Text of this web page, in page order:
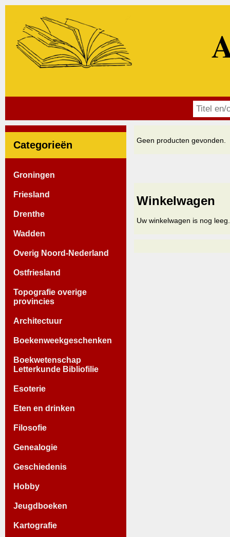
Categorieën
Groningen
Friesland
Drenthe
Wadden
Overig Noord-Nederland
Ostfriesland
Topografie overige
provincies
Architectuur
Boekenweekgeschenken
Boekwetenschap
Letterkunde Bibliofilie
Esoterie
Eten en drinken
Filosofie
Genealogie
Geschiedenis
Hobby
Jeugdboeken
Kartografie
Geen producten gevonden.
Winkelwagen
Uw winkelwagen is nog leeg.